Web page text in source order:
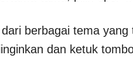
berbagai tema
dan ketuk